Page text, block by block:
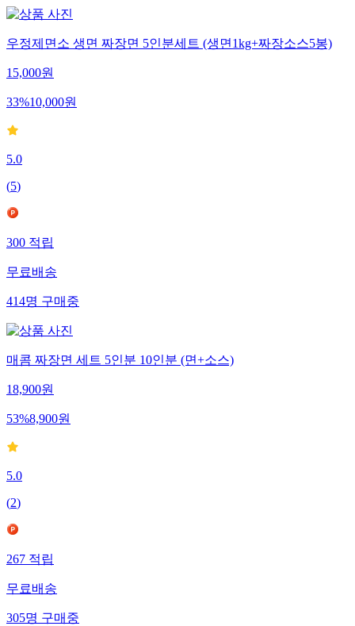
우정제면소 생면 짜장면 5인분세트 (생면1kg+짜장소스5봉)
15,000원
33%10,000원
5.0
(5)
300 적립
무료배송
414명 구매중
매콤 짜장면 세트 5인분 10인분 (면+소스)
18,900원
53%8,900원
5.0
(2)
267 적립
무료배송
305명 구매중